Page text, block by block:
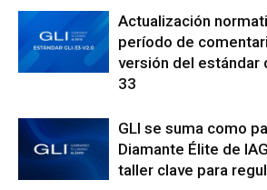
Actualización
período de
versión del estándar
33
GLI se suma como
Diamante Élite de
taller clave para